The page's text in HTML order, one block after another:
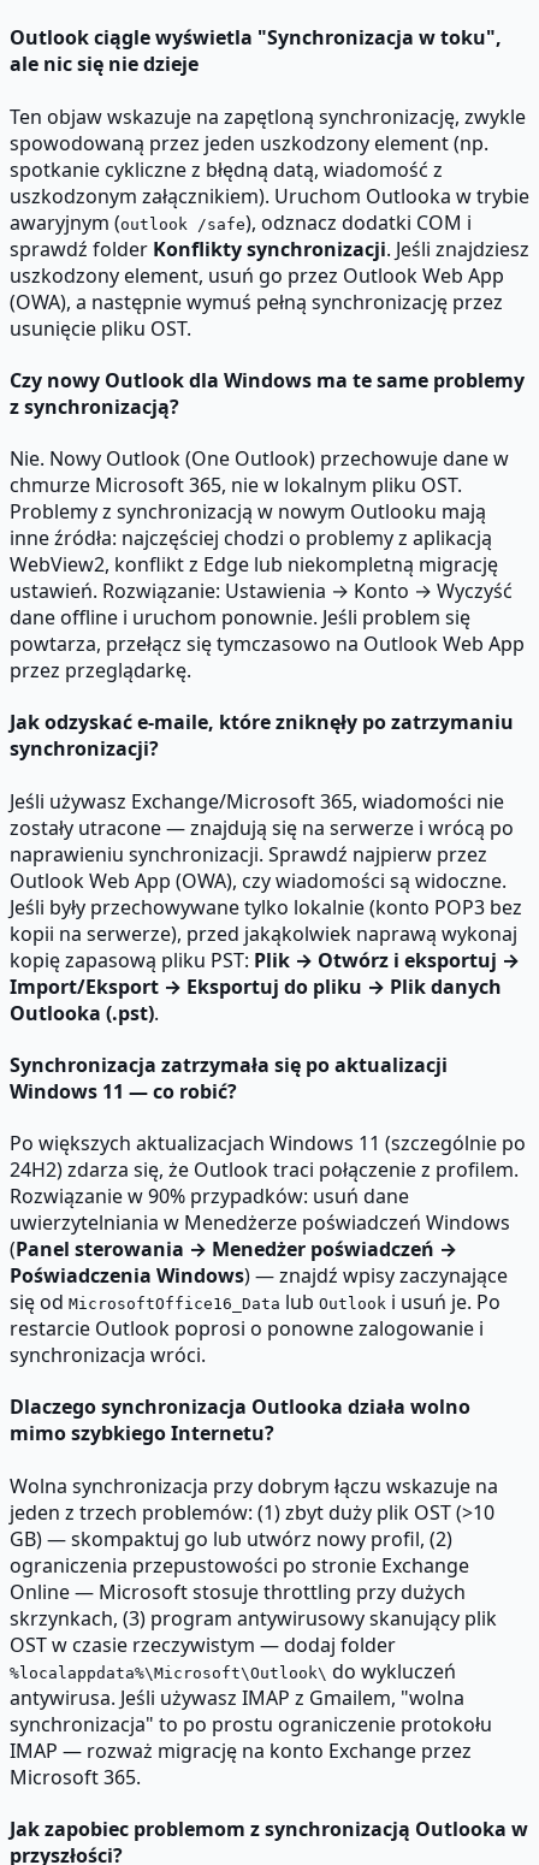
Outlook ciągle wyświetla "Synchronizacja w toku",
ale nic się nie dzieje
Ten objaw wskazuje na zapętloną synchronizację, zwykle
spowodowaną przez jeden uszkodzony element (np.
spotkanie cykliczne z błędną datą, wiadomość z
uszkodzonym załącznikiem). Uruchom Outlooka w trybie
awaryjnym (outlook /safe), odznacz dodatki COM i
sprawdź folder Konflikty synchronizacji. Jeśli znajdziesz
uszkodzony element, usuń go przez Outlook Web App
(OWA), a następnie wymuś pełną synchronizację przez
usunięcie pliku OST.
Czy nowy Outlook dla Windows ma te same problemy
z synchronizacją?
Nie. Nowy Outlook (One Outlook) przechowuje dane w
chmurze Microsoft 365, nie w lokalnym pliku OST.
Problemy z synchronizacją w nowym Outlooku mają
inne źródła: najczęściej chodzi o problemy z aplikacją
WebView2, konflikt z Edge lub niekompletną migrację
ustawień. Rozwiązanie: Ustawienia → Konto → Wyczyść
dane offline i uruchom ponownie. Jeśli problem się
powtarza, przełącz się tymczasowo na Outlook Web App
przez przeglądarkę.
Jak odzyskać e-maile, które zniknęły po zatrzymaniu
synchronizacji?
Jeśli używasz Exchange/Microsoft 365, wiadomości nie
zostały utracone — znajdują się na serwerze i wrócą po
naprawieniu synchronizacji. Sprawdź najpierw przez
Outlook Web App (OWA), czy wiadomości są widoczne.
Jeśli były przechowywane tylko lokalnie (konto POP3 bez
kopii na serwerze), przed jakąkolwiek naprawą wykonaj
kopię zapasową pliku PST: Plik → Otwórz i eksportuj →
Import/Eksport → Eksportuj do pliku → Plik danych
Outlooka (.pst).
Synchronizacja zatrzymała się po aktualizacji
Windows 11 — co robić?
Po większych aktualizacjach Windows 11 (szczególnie po
24H2) zdarza się, że Outlook traci połączenie z profilem.
Rozwiązanie w 90% przypadków: usuń dane
uwierzytelniania w Menedżerze poświadczeń Windows
(Panel sterowania → Menedżer poświadczeń →
Poświadczenia Windows) — znajdź wpisy zaczynające
się od MicrosoftOffice16_Data lub Outlook i usuń je. Po
restarcie Outlook poprosi o ponowne zalogowanie i
synchronizacja wróci.
Dlaczego synchronizacja Outlooka działa wolno
mimo szybkiego Internetu?
Wolna synchronizacja przy dobrym łączu wskazuje na
jeden z trzech problemów: (1) zbyt duży plik OST (>10
GB) — skompaktuj go lub utwórz nowy profil, (2)
ograniczenia przepustowości po stronie Exchange
Online — Microsoft stosuje throttling przy dużych
skrzynkach, (3) program antywirusowy skanujący plik
OST w czasie rzeczywistym — dodaj folder
%localappdata%\Microsoft\Outlook\ do wykluczeń
antywirusa. Jeśli używasz IMAP z Gmailem, "wolna
synchronizacja" to po prostu ograniczenie protokołu
IMAP — rozważ migrację na konto Exchange przez
Microsoft 365.
Jak zapobiec problemom z synchronizacją Outlooka w
przyszłości?